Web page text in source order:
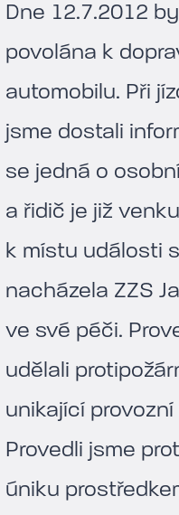
Dne 12.7.2012
povolána k
automobilu. Při
jsme dostali
se jedná o
a řidič je již
k místu události
nacházela ZZS
ve své péči.
udělali
unikající
Provedli jsme
úniku